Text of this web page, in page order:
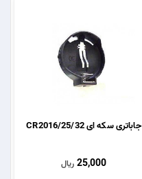
جاباتری سکه ای CR2016/25/32
25,000 ریال